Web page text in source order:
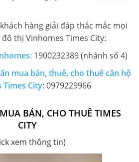
hàng giải đáp thắc mắc mọi
thị Vinhomes Times City:
1900232389 (nhánh số 4)
mua bán, thuê, cho thuê căn hộ
Times City: 0979229966
BÁN, CHO THUÊ TIMES
CITY
xem thông tin)